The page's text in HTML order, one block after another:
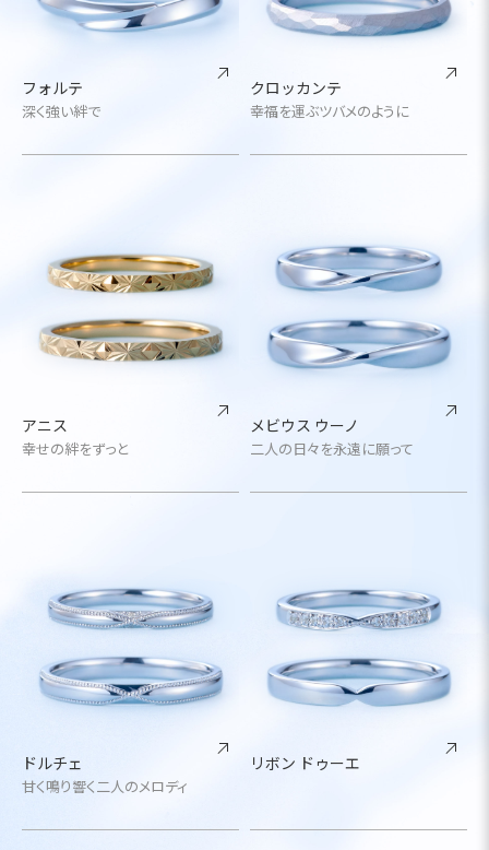
フォルテ
深く強い絆で
クロッカンテ
幸福を運ぶツバメのように
アニス
幸せの絆をずっと
メビウス ウーノ
二人の日々を永遠に願って
ドルチェ
甘く鳴り響く二人のメロディ
リボン ドゥーエ